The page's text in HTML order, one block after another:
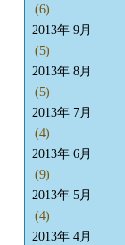
(6)
2013年 9月
(5)
2013年 8月
(5)
2013年 7月
(4)
2013年 6月
(9)
2013年 5月
(4)
2013年 4月